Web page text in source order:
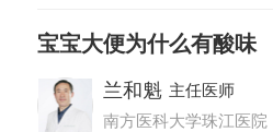
环境管理 立即解开衣物减
颈部、腋窝、腹股沟等大
3234℃，每次擦拭10分钟
室温维持在2426℃，避免直
宝宝大便为什么有酸味
兰和魁 主任医师
南方医科大学珠江医院